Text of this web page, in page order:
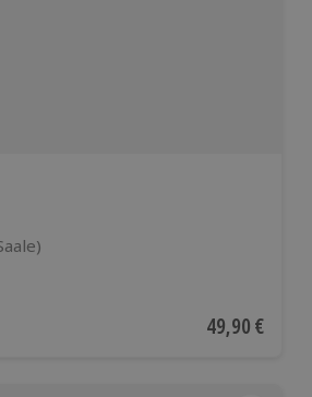
auf 1 BewertungenAktueller
49,90 €